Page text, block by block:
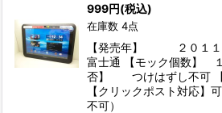
999円(税込)
在庫数 4点
【発売年】 ２０１
富士通 【モック個数】
否】 つけはずし不可
【クリックポスト対応】
不可）